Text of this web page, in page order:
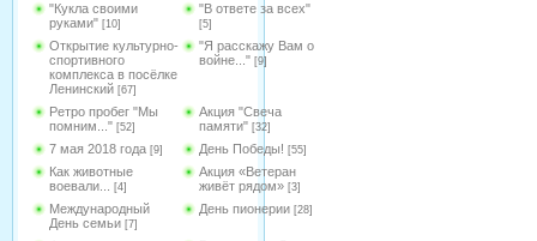
"Кукла своими
руками" [10]
"В ответе за всех"
[5]
Открытие культурно-
спортивного
комплекса в посёлке
Ленинский [67]
"Я расскажу Вам о
войне..." [9]
Ретро пробег "Мы
помним..." [52]
Акция "Свеча
памяти" [32]
7 мая 2018 года [9] День Победы! [55]
Как животные
воевали...
[4]
Акция «Ветеран
живёт рядом» [3]
Международный
День семьи [7]
День пионерии [28]